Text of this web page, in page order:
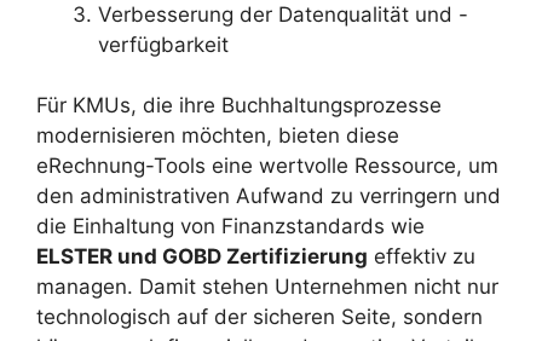
Verbesserung der Datenqualität und -
verfügbarkeit
Für KMUs, die ihre Buchhaltungsprozesse
modernisieren möchten, bieten diese
eRechnung-Tools eine wertvolle Ressource, um
den administrativen Aufwand zu verringern und
die Einhaltung von Finanzstandards wie
ELSTER und GOBD Zertifizierung effektiv zu
managen. Damit stehen Unternehmen nicht nur
technologisch auf der sicheren Seite, sondern